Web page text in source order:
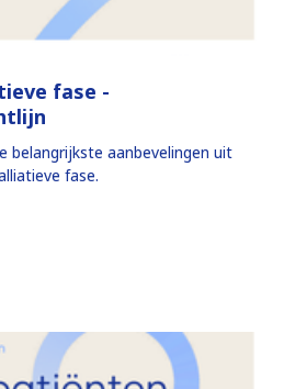
fase -
belangrijkste aanbevelingen uit
fase.